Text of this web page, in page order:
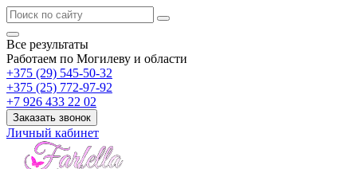
Все результаты
Работаем по Могилеву и области
+375 (29) 545-50-32
+375 (25) 772-97-92
+7 926 433 22 02
Заказать звонок
Личный кабинет